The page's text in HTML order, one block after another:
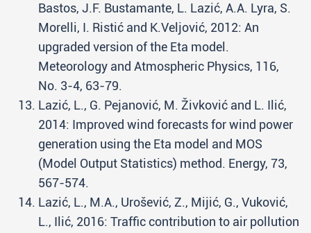
Bastos, J.F. Bustamante, L. Lazić, A.A. Lyra, S.
Morelli, I. Ristić and K.Veljović, 2012: An
upgraded version of the Eta model.
Meteorology and Atmospheric Physics, 116,
No. 3-4, 63-79.
Lazić, L., G. Pejanović, M. Živković and L. Ilić,
2014: Improved wind forecasts for wind power
generation using the Eta model and MOS
(Model Output Statistics) method. Energy, 73,
567-574.
Lazić, L., M.A., Urošević, Z., Mijić, G., Vuković,
L., Ilić, 2016: Traffic contribution to air pollution